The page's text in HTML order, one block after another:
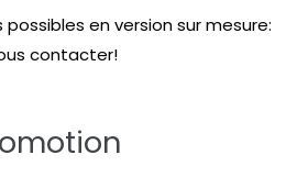
en version sur mesure:
contacter!